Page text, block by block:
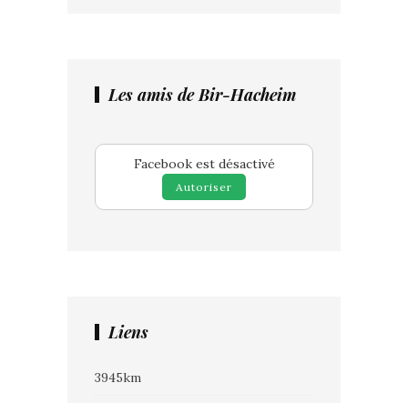
Les amis de Bir-Hacheim
Facebook est désactivé
Autoriser
Liens
3945km